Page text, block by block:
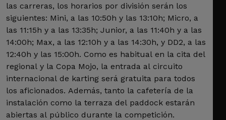
las carreras, los horarios por división serán los
siguientes: Mini, a las 10:50h y las 13:10h; Micro, a
las 11:15h y a las 13:35h; Junior, a las 11:40h y a las
14:00h; Max, a las 12:10h y a las 14:30h, y DD2, a las
12:40h y las 15:00h. Como es habitual en la cita del
regional y la Copa Mojo, la entrada al circuito
internacional de karting será gratuita para todos
los aficionados. Además, tanto la cafetería de la
instalación como la terraza del paddock estarán
abiertas al público durante la competición.